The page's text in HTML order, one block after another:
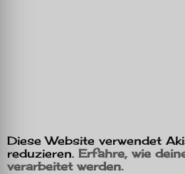
Diese Website verwendet
reduzieren. Erfahre, wie
verarbeitet werden.